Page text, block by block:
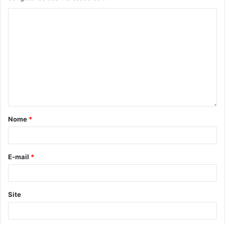
ginástica rítmica, natação e voleibol. O recurso disponível
Nome *
E-mail *
Site